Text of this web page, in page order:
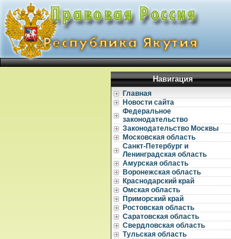
Навигация
Главная
Новости сайта
Федеральное
законодательство
Законодательство Москвы
Московская область
Санкт-Петербург и
Ленинградская область
Амурская область
Воронежская область
Краснодарский край
Омская область
Приморский край
Ростовская область
Саратовская область
Свердловская область
Тульская область